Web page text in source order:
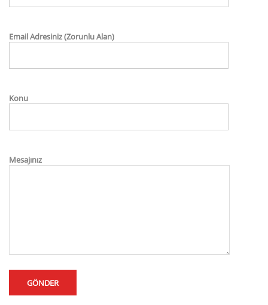
Email Adresiniz (Zorunlu Alan)
Konu
Mesajınız